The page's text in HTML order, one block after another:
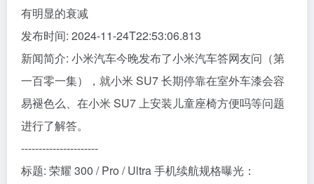
有明显的衰减
发布时间: 2024-11-24T22:53:06.813
新闻简介: 小米汽车今晚发布了小米汽车答网友问（第
一百零一集），就小米 SU7 长期停靠在室外车漆会容
易褪色么、在小米 SU7 上安装儿童座椅方便吗等问题
进行了解答。
----------------------
标题: 荣耀 300 / Pro / Ultra 手机续航规格曝光：